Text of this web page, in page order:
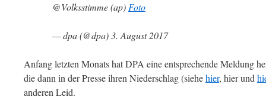
@Volksstimme (ap) Foto
— dpa (@dpa) 3. August 2017
Anfang letzten Monats hat DPA eine entsprechende Meldung
die dann in der Presse ihren Niederschlag (siehehier, hier und
anderen Leid.